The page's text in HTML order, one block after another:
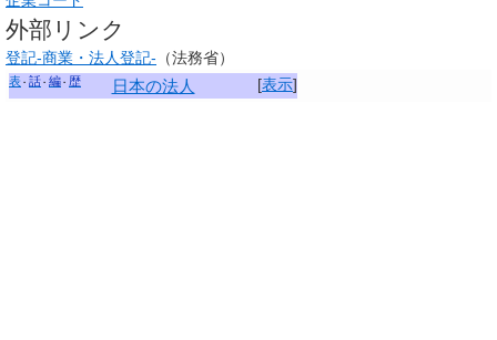
外部リンク
登記-商業・法人登記- （法務省）
[表示]
表 話 編 歴 日本の法人